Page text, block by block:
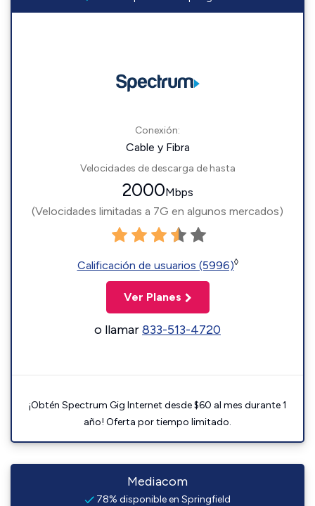
Conexión:
Cable y Fibra
Velocidades de descarga de hasta
2000Mbps
(Velocidades limitadas a 7G en algunos mercados)
Calificación de usuarios (5996)◊
Ver Planes
o llamar833-513-4720
¡Obtén Spectrum Gig Internet desde $60 al mes durante 1
año! Oferta por tiempo limitado.
Mediacom
78% disponible en Springfield